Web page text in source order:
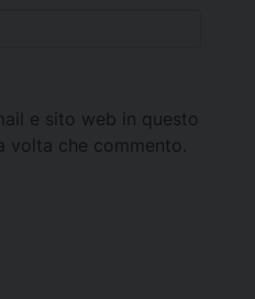
e sito web in questo
volta che commento.